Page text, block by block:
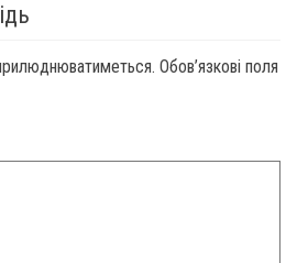
Обов’язкові поля